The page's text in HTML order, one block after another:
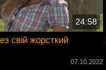
24:58
свій жорсткий
07.10.2022